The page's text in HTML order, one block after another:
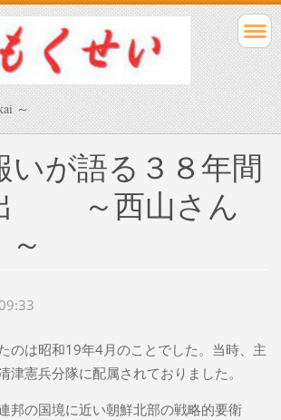
～
いが語る３８年間
～西山さん
～
のは昭和19年4月のことでした。当時、主
津憲兵分隊に配属されておりました。
邦の国境に近い朝鮮北部の戦略的要衛